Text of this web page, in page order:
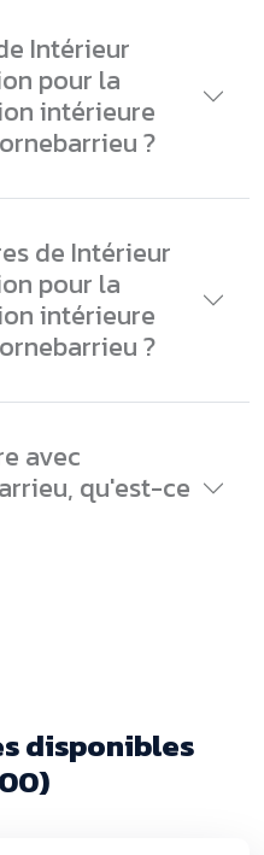
Intérieur
pour la
intérieure
?
de Intérieur
pour la
intérieure
?
avec
qu'est-ce
disponibles